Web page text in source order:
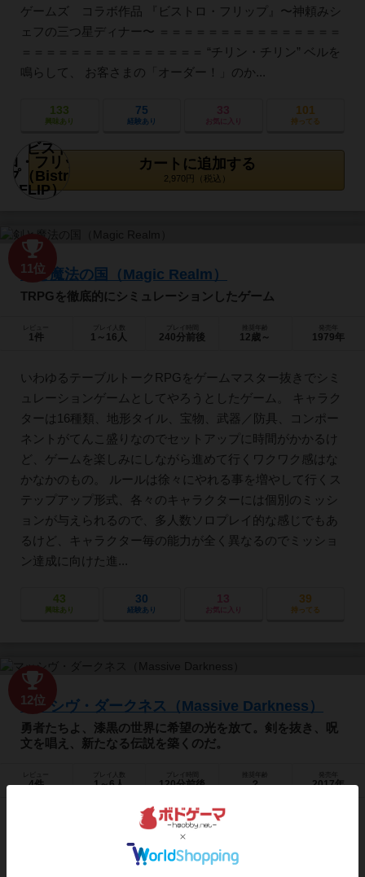
ゲームズ コラボ作品 『ビストロ・フリップ』〜神頼みシ
ェフの三つ星ディナー〜 ＝＝＝＝＝＝＝＝＝＝＝＝＝＝＝
＝＝＝＝＝＝＝＝＝＝＝＝＝＝＝ “チリン・チリン” ベルを
鳴らして、 お客さまの「オーダー！」のか...
133
興味あり
75
経験あり
33
お気に入り
101
持ってる
カートに追加する
2,970円（税込）
11位
剣と魔法の国（Magic Realm）
TRPGを徹底的にシミュレーションしたゲーム
1件
プレイ人数
1～16人 240分前後 12歳～ 1979年
いわゆるテーブルトークRPGをゲームマスター抜きでシミ
ュレーションゲームとしてやろうとしたゲーム。 キャラク
ターは16種類、地形タイル、宝物、武器／防具、コンポー
ネントがてんこ盛りなのでセットアップに時間がかかるけ
ど、ゲームを楽しみにしながら進めて行くワクワク感はな
かなかのもの。 ルールは徐々にやれる事を増やして行くス
テップアップ形式、各々のキャラクターには個別のミッシ
ョンが与えられるので、多人数ソロプレイ的な感じでもあ
るけど、キャラクター毎の能力が全く異なるのでミッショ
ン達成に向けた進...
43
興味あり
30
経験あり
13
お気に入り
39
持ってる
12位
マッシヴ・ダークネス（Massive Darkness）
勇者たちよ、漆黒の世界に希望の光を放て。剣を抜き、呪
文を唱え、新たなる伝説を築くのだ。
4件
プレイ人数
1～6人 120分前後
推奨年齢
？ 2017年
『マッシヴ・ダークネス』は、1~6人のプレイヤーで遊
ぶ、協力型ダンジョン探索ゲームです。 プレイヤーはチー
ムを結成し、遊ぶクエストを選びます。 そしてそれぞれ勇